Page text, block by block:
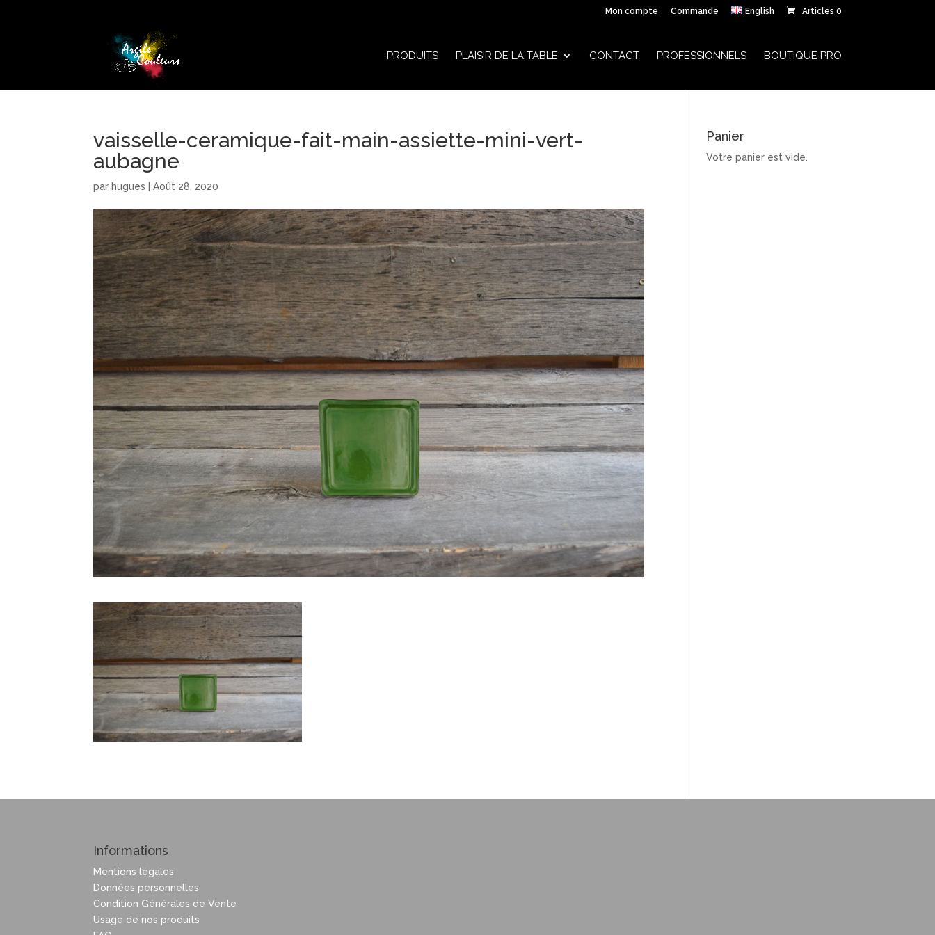
Mon compte Commande English Articles 0
PRODUITS PLAISIR DE LA TABLE CONTACT PROFESSIONNELS BOUTIQUE PRO
vaisselle-ceramique-fait-main-assiette-mini-vert-
aubagne
par hugues |Août 28, 2020
Panier
Votre panier est vide.
Informations
Mentions légales
Données personnelles
Condition Générales de Vente
Usage de nos produits